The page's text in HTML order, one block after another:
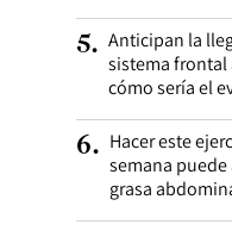
5. Anticipan la
sistema frontal
cómo sería el
6. Hacer este
semana puede
grasa